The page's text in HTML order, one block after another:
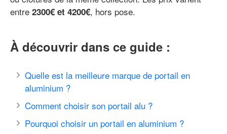
entre 2300€ et 4200€, hors pose.
À découvrir dans ce guide :
Quelle est la meilleure marque de portail en
aluminium ?
Comment choisir son portail alu ?
Pourquoi choisir un portail en aluminium ?